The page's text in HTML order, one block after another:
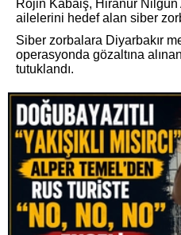
Rojin Kabaiş, Hiranur Nilgün
ailelerini hedef alan siber
Siber zorbalara Diyarbakır
operasyonda gözaltına
tutuklandı.